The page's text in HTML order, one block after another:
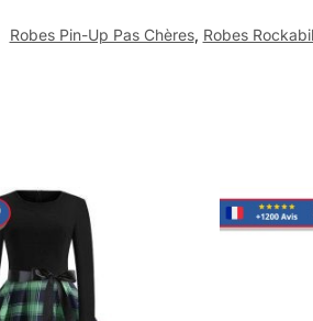
Robes Pin-Up Pas Chères, Robes